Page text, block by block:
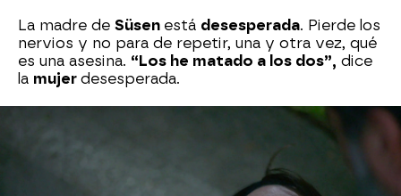
La madre de Süsen está desesperada. Pierde los
nervios y no para de repetir, una y otra vez, qué
es una asesina. “Los he matado a los dos”, dice
la mujer desesperada.
muerte
la que fue su
, le dice a su amiga que él se
ocupará de todo. Le pide que se tranquilice y
que se marche a su casa para que no la detenga